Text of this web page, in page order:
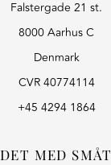
Falstergade 21 st.
8000 Aarhus C
Denmark
CVR 40774114
+45 4294 1864
DET MED SMÅT